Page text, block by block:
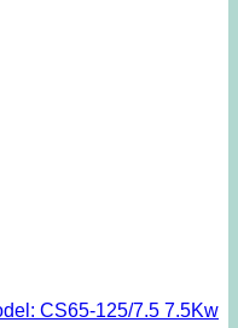
CS65-125/7.5 7.5Kw